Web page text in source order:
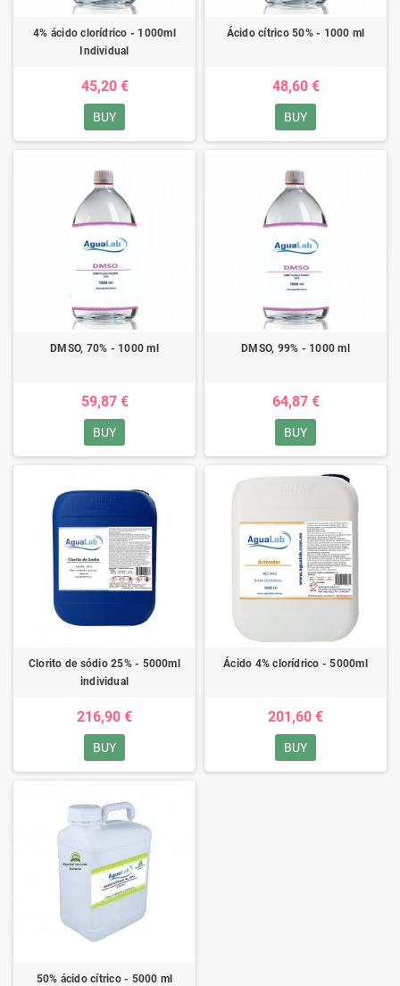
4% ácido clorídrico - 1000ml
Individual
45,20 €
BUY
Ácido cítrico 50% - 1000 ml
48,60 €
BUY
DMSO, 70% - 1000 ml
59,87 €
BUY
DMSO, 99% - 1000 ml
64,87 €
BUY
Clorito de sódio 25% - 5000ml
individual
216,90 €
BUY
Ácido 4% clorídrico - 5000ml
201,60 €
BUY
50% ácido cítrico - 5000 ml